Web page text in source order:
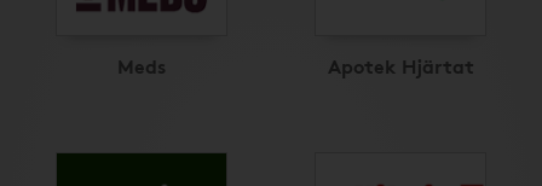
Meds Apotek Hjärtat